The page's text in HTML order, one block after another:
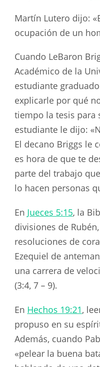
Martín Lutero dijo:
ocupación de un
Cuando LeBaron
Académico de la
estudiante
explicarle por qué
tiempo la tesis para
estudiante le dijo:
El decano Briggs le
es hora de que te
parte del trabajo
lo hacen personas
En Jueces 5:15, la
divisiones de
resoluciones de
Ezequiel de
una carrera de
(3:4, 7 – 9).
En Hechos 19:21,
propuso en su
Además, cuando
«pelear la buena